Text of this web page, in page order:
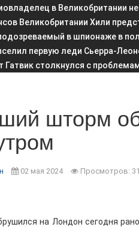
в Великобритании
Великобритании Хили
в шпионаже в
первую леди Сьерра-
Гатвик столкнулся с
шторм
02 мая 2024 Просмотров:
на Лондон сегодня